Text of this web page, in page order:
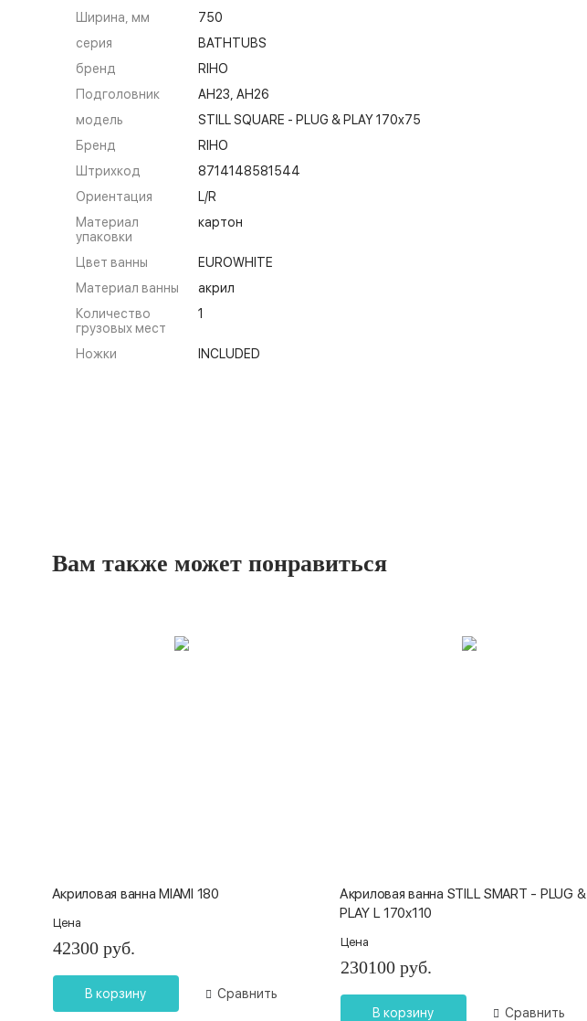
Ширина, мм
750
серия
BATHTUBS
бренд
RIHO
Подголовник
AH23, AH26
модель
STILL SQUARE - PLUG & PLAY 170x75
Бренд
RIHO
Штрихкод
8714148581544
Ориентация
L/R
Материал
упаковки
картон
Цвет ванны
EUROWHITE
Материал ванны
акрил
Количество
грузовых мест
1
Ножки INCLUDED
Вам также может понравиться
Акриловая ванна MIAMI 180
Цена
42300 руб.
В корзину Сравнить
Акриловая ванна STILL SMART - PLUG &
PLAY L 170x110
Цена
230100 руб.
В корзину Сравнить